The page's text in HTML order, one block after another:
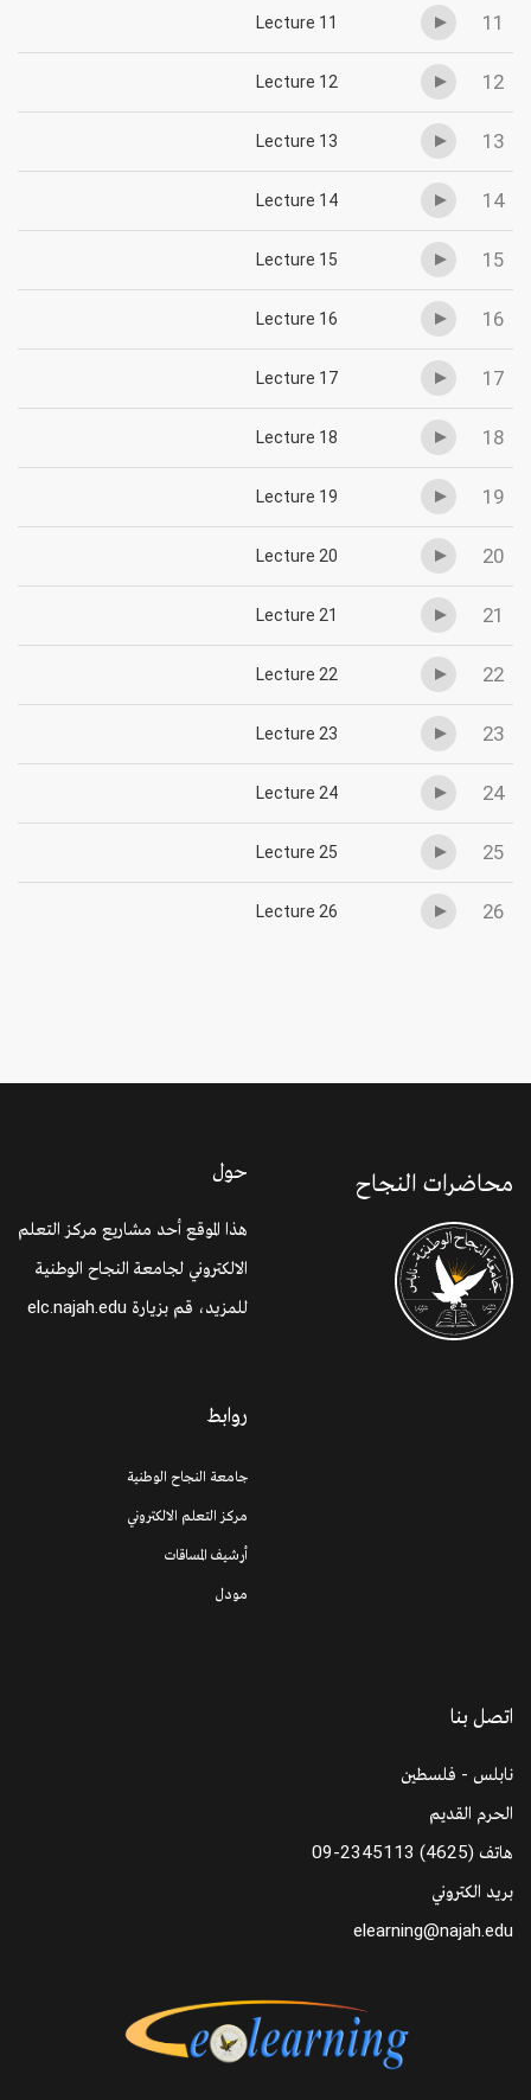
11
Lecture 11
12
Lecture 12
13
Lecture 13
14
Lecture 14
15
Lecture 15
16
Lecture 16
17
Lecture 17
18
Lecture 18
19
Lecture 19
20
Lecture 20
21
Lecture 21
22
Lecture 22
23
Lecture 23
24
Lecture 24
25
Lecture 25
26
Lecture 26
محاضرات النجاح حول
هذا الموقع أحد مشاريع مركز التعلم
الالكتروني لجامعة النجاح الوطنية
للمزيد، قم بزيارة elc.najah.edu
روابط
جامعة النجاح الوطنية
مركز التعلم الالكتروني
أرشيف المساقات
مودل
اتصل بنا
نابلس - فلسطين
الحرم القديم
هاتف 09-2345113 (4625)
بريد الكتروني
elearning@najah.edu